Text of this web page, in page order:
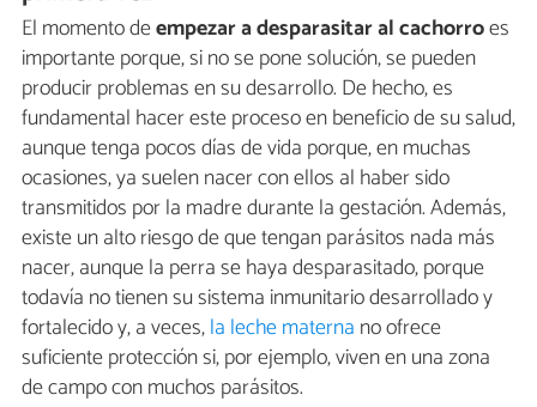
El momento deempezar a desparasitar al cachorroes
importante porque, si no se pone solución, se pueden
producir problemas en su desarrollo. De hecho, es
fundamental hacer este proceso en beneficio de su salud,
aunque tenga pocos días de vida porque, en muchas
ocasiones, ya suelen nacer con ellos al haber sido
transmitidos por la madre durante la gestación. Además,
existe un alto riesgo de que tengan parásitos nada más
nacer, aunque la perra se haya desparasitado, porque
todavía no tienen su sistema inmunitario desarrollado y
fortalecido y, a veces,la leche materna no ofrece
suficiente protección si, por ejemplo, viven en una zona
de campo con muchos parásitos.